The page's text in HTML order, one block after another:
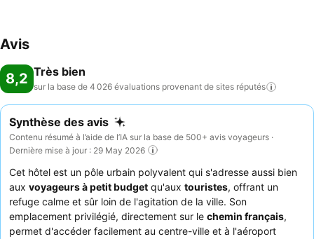
Avis
8,2 Très bien
sur la base de 4 026 évaluations provenant de sites réputés
Synthèse des avis
Contenu résumé à l’aide de l’IA sur la base de 500+ avis voyageurs ·
Dernière mise à jour : 29 May 2026
Cet hôtel est un pôle urbain polyvalent qui s'adresse aussi bien
aux voyageurs à petit budget qu'aux touristes, offrant un
refuge calme et sûr loin de l'agitation de la ville. Son
emplacement privilégié, directement sur le chemin français,
permet d'accéder facilement au centre-ville et à l'aéroport